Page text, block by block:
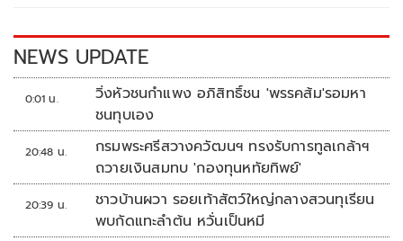
k k
NEWS UPDATE
0:01 น.
วิ่งหัวชนกำแพง อภิสิทธิ์ชน 'พรรคส้ม'รอมหา
ชนทุบเอง
20:48 น.
กรมพระศรีสวางควัฒนฯ ทรงรับการทูลเกล้าฯ
ถวายเงินสมทบ 'กองทุนหทัยทิพย์'
20:39 น.
ชาวบ้านผวา รอยเท้าสัตว์ใหญ่กลางสวนทุเรียน
พบกัดแทะลำต้น หวั่นเป็นหมี